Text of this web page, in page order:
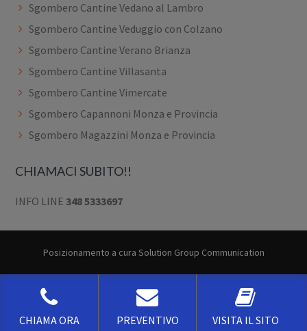
Sgombero Cantine Vedano al Lambro
Sgombero Cantine Veduggio con Colzano
Sgombero Cantine Verano Brianza
Sgombero Cantine Villasanta
Sgombero Cantine Vimercate
Sgombero Capannoni Monza e Provincia
Sgombero Magazzini Monza e Provincia
CHIAMACI SUBITO!!
INFO LINE348 5333697
Posizionamento a cura Solution Group Communication
CHIAMA ORA PREVENTIVO VISITA IL SITO